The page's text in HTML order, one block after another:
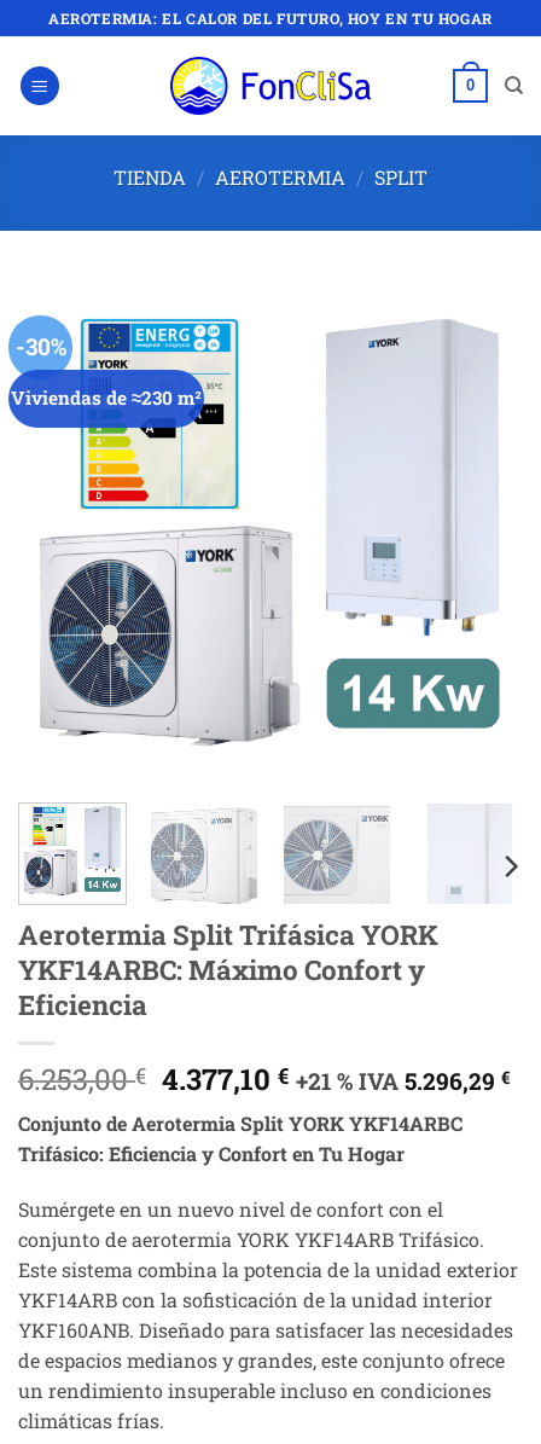
Saltar
al
contenido
AEROTERMIA: EL CALOR DEL FUTURO, HOY EN TU HOGAR
0
TIENDA / AEROTERMIA / SPLIT
-30%
Viviendas de ≈230 m²
Aerotermia Split Trifásica YORK
YKF14ARBC: Máximo Confort y
Eficiencia
6.253,00€ El
precio
original
era:
6.253,00 €.
4.377,10€El
precio
actual
es:
4.377,10 €.
+21 % IVA5.296,29€
Conjunto de Aerotermia Split YORK YKF14ARBC
Trifásico: Eficiencia y Confort en Tu Hogar
Sumérgete en un nuevo nivel de confort con el
conjunto de aerotermia YORK YKF14ARB Trifásico.
Este sistema combina la potencia de la unidad exterior
YKF14ARB con la sofisticación de la unidad interior
YKF160ANB. Diseñado para satisfacer las necesidades
de espacios medianos y grandes, este conjunto ofrece
un rendimiento insuperable incluso en condiciones
climáticas frías.